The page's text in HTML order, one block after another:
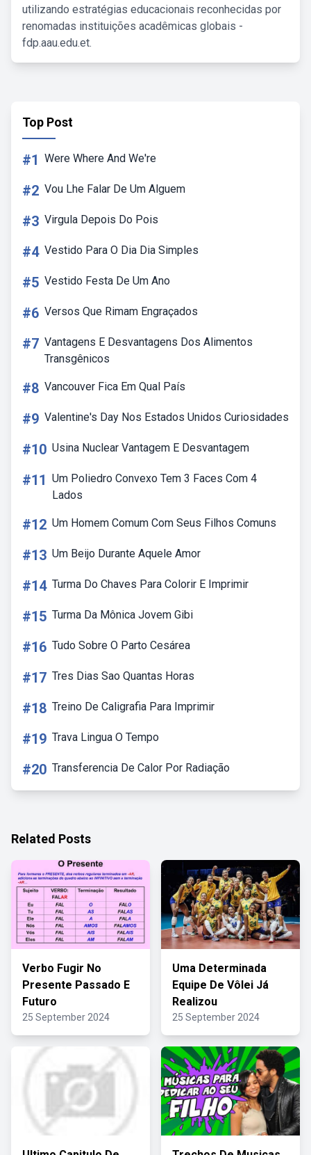
utilizando estratégias educacionais reconhecidas por
renomadas instituições acadêmicas globais -
fdp.aau.edu.et.
Top Post
#1 Were Where And We're
#2 Vou Lhe Falar De Um Alguem
#3 Virgula Depois Do Pois
#4 Vestido Para O Dia Dia Simples
#5 Vestido Festa De Um Ano
#6 Versos Que Rimam Engraçados
#7 Vantagens E Desvantagens Dos Alimentos
Transgênicos
#8 Vancouver Fica Em Qual País
#9 Valentine's Day Nos Estados Unidos Curiosidades
#10 Usina Nuclear Vantagem E Desvantagem
#11 Um Poliedro Convexo Tem 3 Faces Com 4
Lados
#12 Um Homem Comum Com Seus Filhos Comuns
#13 Um Beijo Durante Aquele Amor
#14 Turma Do Chaves Para Colorir E Imprimir
#15 Turma Da Mônica Jovem Gibi
#16 Tudo Sobre O Parto Cesárea
#17 Tres Dias Sao Quantas Horas
#18 Treino De Caligrafia Para Imprimir
#19 Trava Lingua O Tempo
#20 Transferencia De Calor Por Radiação
Related Posts
Verbo Fugir No
Presente Passado E
Futuro
25 September 2024
Uma Determinada
Equipe De Vôlei Já
Realizou
25 September 2024